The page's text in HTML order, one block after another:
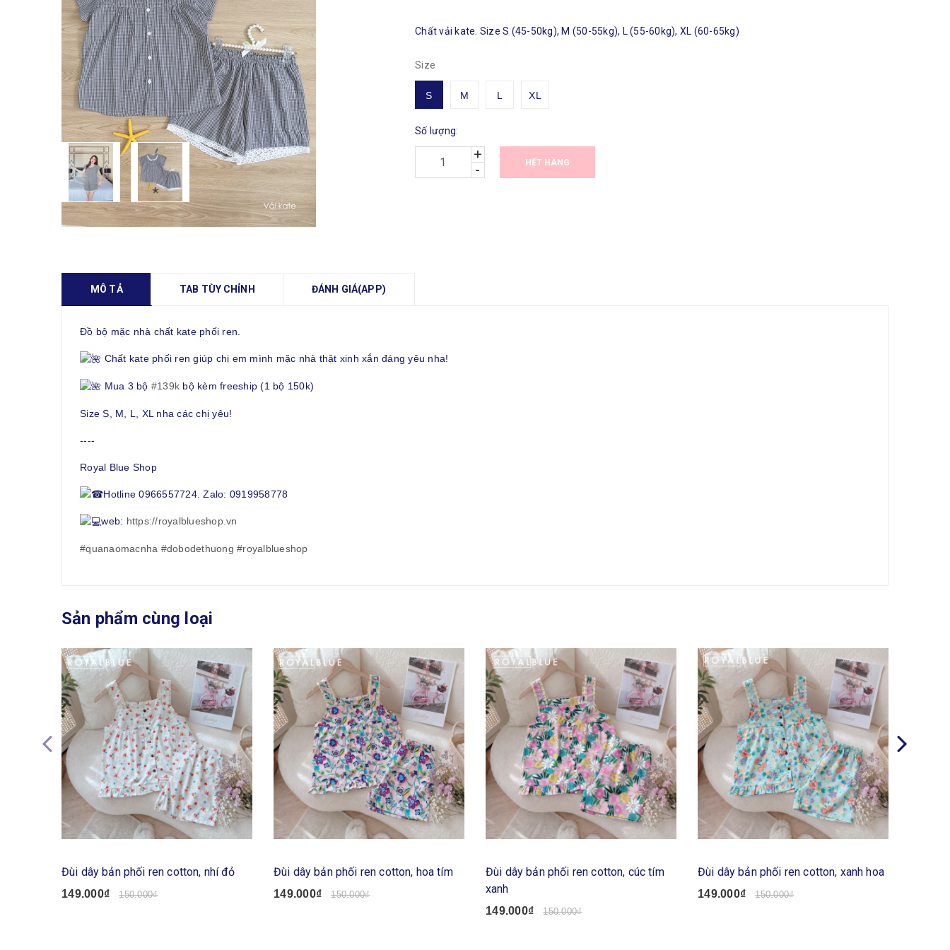
Chất vải kate. Size S (45-50kg), M (50-55kg), L (55-60kg), XL (60-65kg)
Size
S M L XL
Số lượng:
+
-
HẾT HÀNG
MÔ TẢ TAB TÙY CHỈNH ĐÁNH GIÁ(APP)
Đồ bộ mặc nhà chất kate phối ren.
Chất kate phối ren giúp chị em mình mặc nhà thật xinh xắn đáng yêu nha!
Mua 3 bộ #139k bộ kèm freeship (1 bộ 150k)
Size S, M, L, XL nha các chị yêu!
----
Royal Blue Shop
Hotline 0966557724. Zalo: 0919958778
web: https://royalblueshop.vn
#quanaomacnha #dobodethuong #royalblueshop
Sản phẩm cùng loại
Đùi dây bản phối ren cotton, nhí đỏ
149.000₫ 150.000₫
Đùi dây bản phối ren cotton, hoa tím
149.000₫ 150.000₫
Đùi dây bản phối ren cotton, cúc tím
xanh
149.000₫ 150.000₫
Đùi dây bản phối ren cotton, xanh hoa
149.000₫ 150.000₫